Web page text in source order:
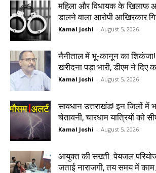
महिला और विधायक के खिलाफ
डालने वाला आरोपी आखिरकार
Kamal Joshi - August 5, 2026
नैनीताल में भू-कानून का
खरीदना पड़ा भारी, डीएम ने दिए
Kamal Joshi - August 5, 2026
सावधान उत्तराखंड! इन जिलों में
चेतावनी, चारधाम यात्रियों को
Kamal Joshi - August 5, 2026
आयुक्त की सख्ती: पेयजल
जताई नाराजगी, तय समय में